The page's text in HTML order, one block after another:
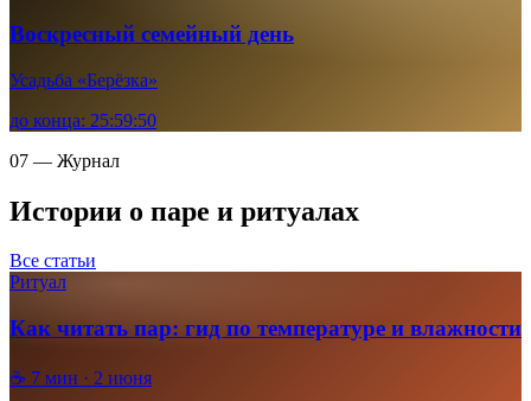
Воскресный семейный день
Усадьба «Берёзка»
до конца: 25:59:48
07 — Журнал
Истории о паре и ритуалах
Все статьи
Ритуал
Как читать пар: гид по температуре и влажности
☕ 7 мин · 2 июня